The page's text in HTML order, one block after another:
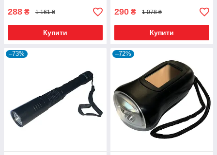
288 ₴ 1 161 ₴
Купити
290 ₴ 1 078 ₴
Купити
–73% –72%